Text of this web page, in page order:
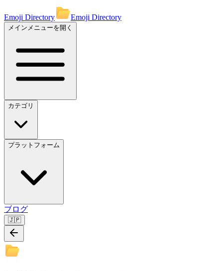
Emoji Directory Emoji Directory
メインメニューを開く
カテゴリ
プラットフォーム
ブログ
🇯🇵